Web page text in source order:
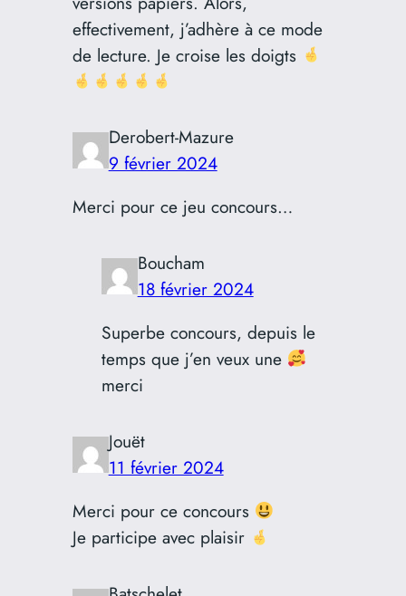
effectivement, j’adhère à ce mode
de lecture. Je croise les doigts
Derobert-Mazure
9 février 2024
Merci pour ce jeu concours…
Boucham
18 février 2024
Superbe concours, depuis le
temps que j’en veux une
merci
Jouët
11 février 2024
Merci pour ce concours
Je participe avec plaisir